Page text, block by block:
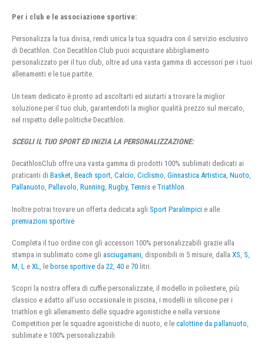
Per i club e le associazione sportive:
Personalizza la tua divisa, rendi unica la tua squadra con il servizio esclusivo
di Decathlon. Con Decathlon Club puoi acquistare abbigliamento
personalizzato per il tuo club, oltre ad una vasta gamma di accessori per i tuoi
allenamenti e le tue partite.
Un team dedicato è pronto ad ascoltarti ed aiutarti a trovare la miglior
soluzione per il tuo club, garantendoti la miglior qualità prezzo sul mercato,
nel rispetto delle politiche Decathlon.
SCEGLI IL TUO SPORT ED INIZIA LA PERSONALIZZAZIONE:
DecathlonClub offre una vasta gamma di prodotti 100% sublimati dedicati ai
praticanti di Basket, Beach sport, Calcio, Ciclismo, Ginnastica Artistica, Nuoto,
Pallanuoto, Pallavolo, Running, Rugby, Tennis e Triathlon.
Inoltre potrai trovare un offerta dedicata agli Sport Paralimpici e alle
premiazioni sportive
Completa il tuo ordine con gli accessori 100% personalizzabili grazie alla
stampa in sublimato come gli asciugamani , disponibili in 5 misure, dalla XS S
M L e XL , le borse sportive da 22 40 e 70 litri.
Scopri la nostra offera di cuffie personalizzate, il modello in poliestere, più
classico e adatto all’uso occasionale in piscina, i modelli in silicone per i
triathlon e gli allenamento delle squadre agonistiche e nella versione
Competition per le squadre agonistiche di nuoto, e le calottine da pallanuoto,
sublimate e 100% personalizzabili